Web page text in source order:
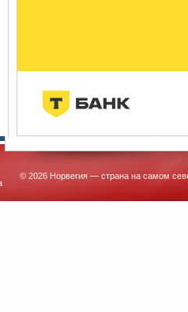
© 2026 Норвегия — страна на самом